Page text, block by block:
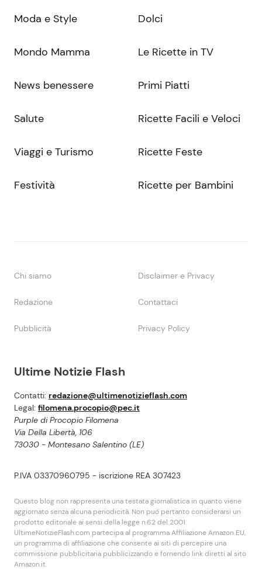
Ultime Notizie Flash
Contatti: redazione@ultimenotizieflash.com
Legal: filomena.procopio@pec.it
Purple di Procopio Filomena
Via Della Libertà, 106
73030 - Montesano Salentino (LE)
P.IVA 03370960795 - iscrizione REA 307423
Questo blog non rappresenta una testata giornalistica in quanto viene
aggiornato senza alcuna periodicità. Non puó pertanto considerarsi un
prodotto editoriale ai sensi della legge n.62 del 2001.
UltimeNotizieFlash.com partecipa al programma Affiliazione Amazon EU,
un programma di affiliazione che consente ai siti di percepire una
commissione pubblicitaria pubblicizzando e fornendo link diretti al sito
Amazon.it.
Moda e Style
Mondo Mamma
News benessere
Salute
Viaggi e Turismo
Festività
Dolci
Le Ricette in TV
Primi Piatti
Ricette Facili e Veloci
Ricette Feste
Ricette per Bambini
Chi siamo Disclaimer e Privacy
Redazione Contattaci
Pubblicità Privacy Policy